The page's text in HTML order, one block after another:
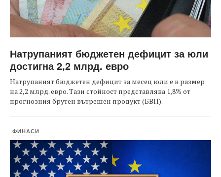
Натрупаният бюджетен дефицит за юли
достигна 2,2 млрд. евро
Натрупаният бюджетен дефицит за месец юли е в размер
на 2,2 млрд. евро. Тази стойност представлява 1,8% от
прогнозния брутен вътрешен продукт (БВП).
ФИНАСИ